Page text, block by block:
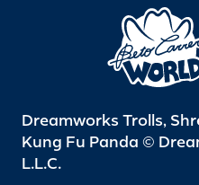
Dreamworks Trolls,
Kung Fu Panda ©
L.L.C.